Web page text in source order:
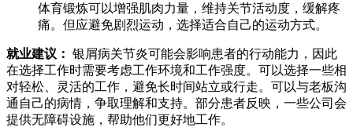
体育锻炼可以增强肌肉力量，维持关节活动度，缓解疼
痛。但应避免剧烈运动，选择适合自己的运动方式。
就业建议： 银屑病关节炎可能会影响患者的行动能力，因此
在选择工作时需要考虑工作环境和工作强度。可以选择一些相
对轻松、灵活的工作，避免长时间站立或行走。可以与老板沟
通自己的病情，争取理解和支持。部分患者反映，一些公司会
提供无障碍设施，帮助他们更好地工作。